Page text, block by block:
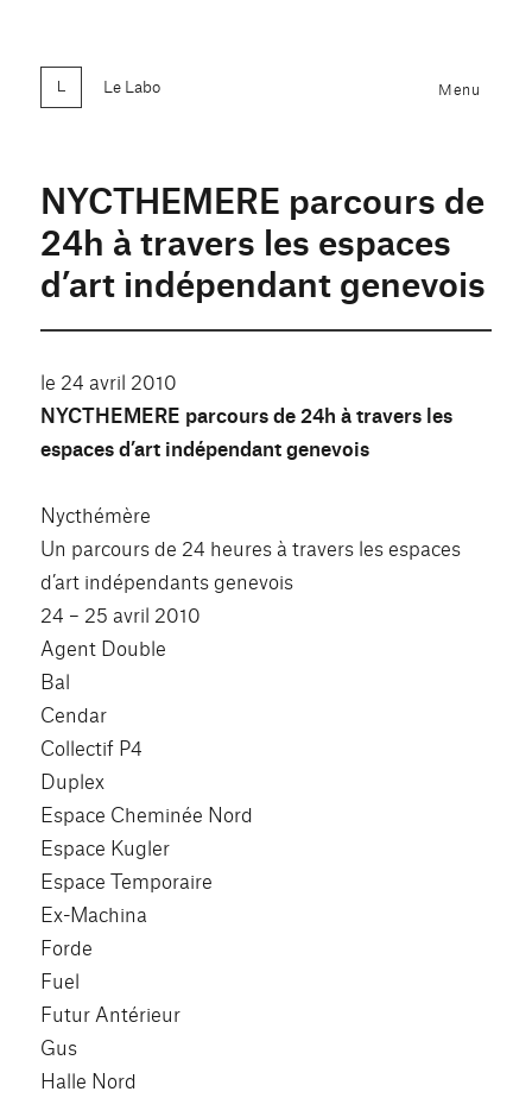
Le Labo Menu
NYCTHEMERE parcours de
24h à travers les espaces
d’art indépendant genevois
le 24 avril 2010
NYCTHEMERE parcours de 24h à travers les
espaces d’art indépendant genevois
Nycthémère
Un parcours de 24 heures à travers les espaces
d’art indépendants genevois
24 – 25 avril 2010
Agent Double
Bal
Cendar
Collectif P4
Duplex
Espace Cheminée Nord
Espace Kugler
Espace Temporaire
Ex-Machina
Forde
Fuel
Futur Antérieur
Gus
Halle Nord